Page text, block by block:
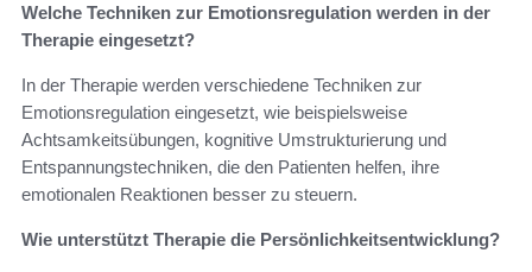
Welche Techniken zur Emotionsregulation werden in der
Therapie eingesetzt?
In der Therapie werden verschiedene Techniken zur
Emotionsregulation eingesetzt, wie beispielsweise
Achtsamkeitsübungen, kognitive Umstrukturierung und
Entspannungstechniken, die den Patienten helfen, ihre
emotionalen Reaktionen besser zu steuern.
Wie unterstützt Therapie die Persönlichkeitsentwicklung?